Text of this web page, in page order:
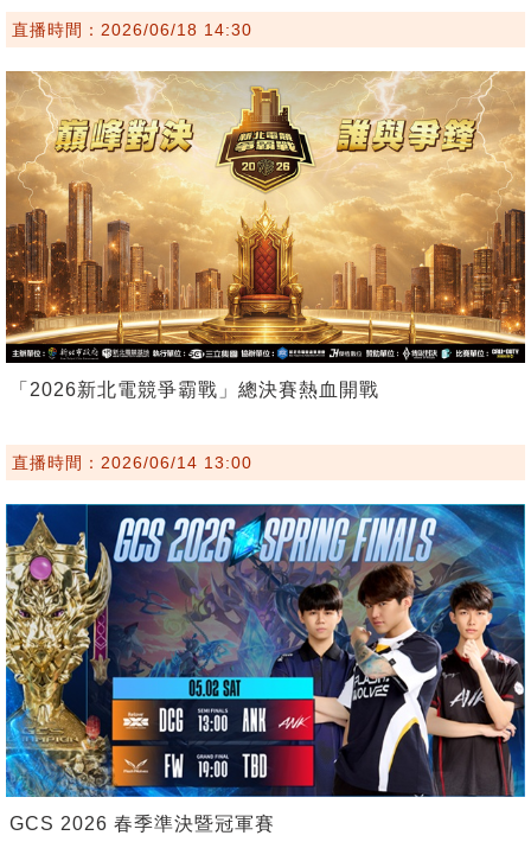
直播時間：2026/06/18 14:30
「2026新北電競爭霸戰」總決賽熱血開戰
直播時間：2026/06/14 13:00
GCS 2026 春季準決暨冠軍賽